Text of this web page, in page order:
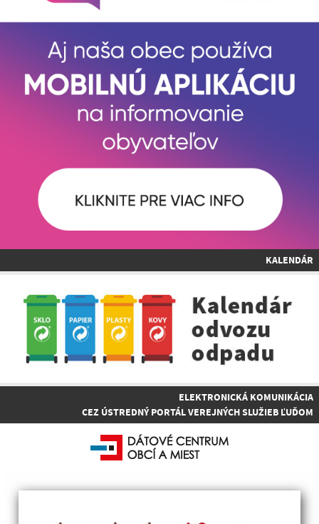
KALENDÁR
ELEKTRONICKÁ KOMUNIKÁCIA
CEZ ÚSTREDNÝ PORTÁL VEREJNÝCH SLUŽIEB ĽUĎOM